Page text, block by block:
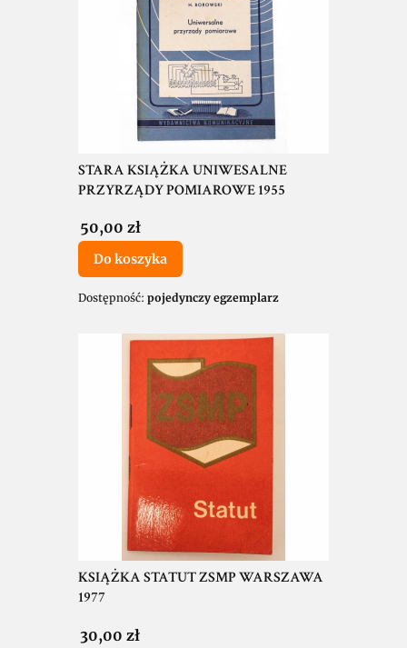
STARA KSIĄŻKA UNIWESALNE
PRZYRZĄDY POMIAROWE 1955
Cena
50,00 zł
Do koszyka
Dostępność: pojedynczy egzemplarz
KSIĄŻKA STATUT ZSMP WARSZAWA
1977
Cena
30,00 zł